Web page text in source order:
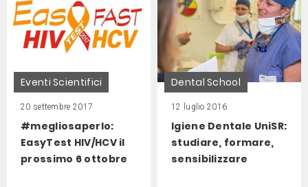
Eventi Scientifici
20 settembre 2017
#megliosaperlo:
EasyTest HIV/HCV il
prossimo 6 ottobre
Dental School
12 luglio 2016
Igiene Dentale UniSR:
studiare, formare,
sensibilizzare